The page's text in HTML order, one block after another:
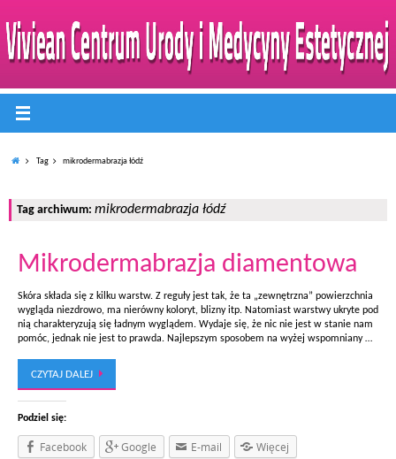
Tag mikrodermabrazja łódź
Tag archiwum: mikrodermabrazja łódź
Mikrodermabrazja diamentowa
Skóra składa się z kilku warstw. Z reguły jest tak, że ta „zewnętrzna” powierzchnia
wygląda niezdrowo, ma nierówny koloryt, blizny itp. Natomiast warstwy ukryte pod
nią charakteryzują się ładnym wyglądem. Wydaje się, że nic nie jest w stanie nam
pomóc, jednak nie jest to prawda. Najlepszym sposobem na wyżej wspomniany …
CZYTAJ DALEJ
Podziel się:
Facebook Google E-mail Więcej